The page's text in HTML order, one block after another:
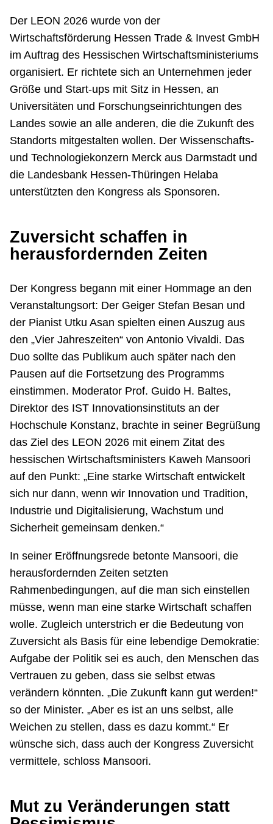
Der LEON 2026 wurde von der
Wirtschaftsförderung Hessen Trade & Invest GmbH
im Auftrag des Hessischen Wirtschaftsministeriums
organisiert. Er richtete sich an Unternehmen jeder
Größe und Start-ups mit Sitz in Hessen, an
Universitäten und Forschungseinrichtungen des
Landes sowie an alle anderen, die die Zukunft des
Standorts mitgestalten wollen. Der Wissenschafts-
und Technologiekonzern Merck aus Darmstadt und
die Landesbank Hessen-Thüringen Helaba
unterstützten den Kongress als Sponsoren.
Zuversicht schaffen in
herausfordernden Zeiten
Der Kongress begann mit einer Hommage an den
Veranstaltungsort: Der Geiger Stefan Besan und
der Pianist Utku Asan spielten einen Auszug aus
den „Vier Jahreszeiten“ von Antonio Vivaldi. Das
Duo sollte das Publikum auch später nach den
Pausen auf die Fortsetzung des Programms
einstimmen. Moderator Prof. Guido H. Baltes,
Direktor des IST Innovationsinstituts an der
Hochschule Konstanz, brachte in seiner Begrüßung
das Ziel des LEON 2026 mit einem Zitat des
hessischen Wirtschaftsministers Kaweh Mansoori
auf den Punkt: „Eine starke Wirtschaft entwickelt
sich nur dann, wenn wir Innovation und Tradition,
Industrie und Digitalisierung, Wachstum und
Sicherheit gemeinsam denken.“
In seiner Eröffnungsrede betonte Mansoori, die
herausfordernden Zeiten setzten
Rahmenbedingungen, auf die man sich einstellen
müsse, wenn man eine starke Wirtschaft schaffen
wolle. Zugleich unterstrich er die Bedeutung von
Zuversicht als Basis für eine lebendige Demokratie:
Aufgabe der Politik sei es auch, den Menschen das
Vertrauen zu geben, dass sie selbst etwas
verändern könnten. „Die Zukunft kann gut werden!“
so der Minister. „Aber es ist an uns selbst, alle
Weichen zu stellen, dass es dazu kommt.“ Er
wünsche sich, dass auch der Kongress Zuversicht
vermittele, schloss Mansoori.
Mut zu Veränderungen statt